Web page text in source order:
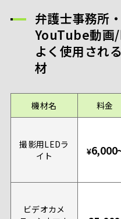
弁護士事務所
YouTube動画
よく使用され
材
機材名 料金
撮影用LEDラ
イト
¥
ビデオカメ